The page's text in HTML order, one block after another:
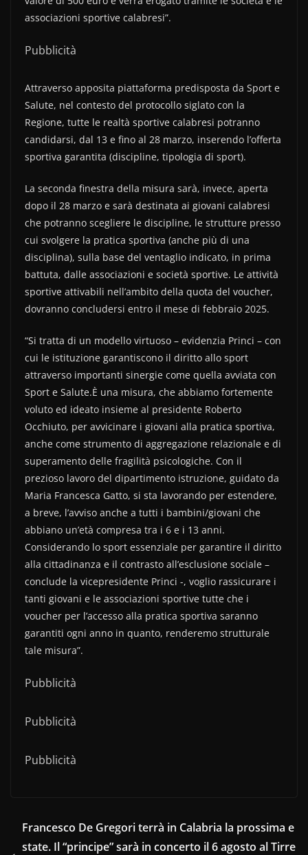
associazioni sportive calabresi”.
Pubblicità
Attraverso apposita piattaforma predisposta da Sport e
Salute, nel contesto del protocollo siglato con la
Regione, tutte le realtà sportive calabresi potranno
candidarsi, dal 13 e fino al 28 marzo, inserendo l’offerta
sportiva garantita (discipline, tipologia di sport).
La seconda finestra della misura sarà, invece, aperta
dopo il 28 marzo e sarà destinata ai giovani calabresi
che potranno scegliere le discipline, le strutture presso
cui svolgere la pratica sportiva (anche più di una
disciplina), sulla base del ventaglio indicato, in prima
battuta, dalle associazioni e società sportive. Le attività
sportive attivabili nell’ambito della quota del voucher,
dovranno concludersi entro il mese di febbraio 2025.
“Si tratta di un modello virtuoso – evidenzia Princi – con
cui le istituzione garantiscono il diritto allo sport
attraverso importanti sinergie come quella avviata con
Sport e Salute.È una misura, che abbiamo fortemente
voluto ed ideato insieme al presidente Roberto
Occhiuto, per avvicinare i giovani alla pratica sportiva,
anche come strumento di aggregazione relazionale e di
superamento delle fragilità psicologiche. Con il
prezioso lavoro del dipartimento istruzione, guidato da
Maria Francesca Gatto, si sta lavorando per estendere,
a breve, l’avviso anche a tutti i bambini/giovani che
abbiano un’età compresa tra i 6 e i 13 anni.
Considerando lo sport essenziale per garantire il diritto
alla cittadinanza e il contrasto all’esclusione sociale –
conclude la vicepresidente Princi -, voglio rassicurare i
tanti giovani e le associazioni sportive tutte che i
voucher per l’accesso alla pratica sportiva saranno
garantiti ogni anno in quanto, renderemo strutturale
tale misura”.
Pubblicità
Pubblicità
Pubblicità
Francesco De Gregori terrà in Calabria la prossima e
state. Il “principe” sarà in concerto il 6 agosto al Tirre